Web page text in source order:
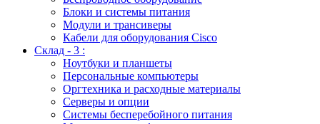
Блоки и системы питания
Модули и трансиверы
Кабели для оборудования Cisco
Склад - 3 :
Ноутбуки и планшеты
Персональные компьютеры
Оргтехника и расходные материалы
Серверы и опции
Системы бесперебойного питания